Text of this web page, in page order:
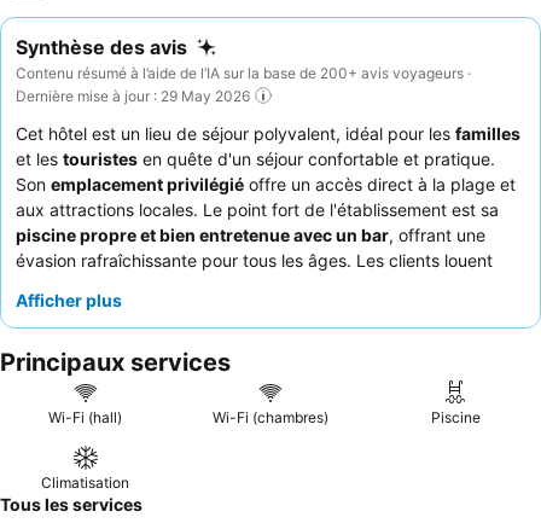
Synthèse des avis
Contenu résumé à l’aide de l’IA sur la base de 200+ avis voyageurs ·
Dernière mise à jour : 29 May 2026
Cet hôtel est un lieu de séjour polyvalent, idéal pour les familles
et les touristes en quête d'un séjour confortable et pratique.
Son emplacement privilégié offre un accès direct à la plage et
aux attractions locales. Le point fort de l'établissement est sa
piscine propre et bien entretenue avec un bar, offrant une
évasion rafraîchissante pour tous les âges. Les clients louent
qualité de la nourriture, qualifiée de "buenísima". Pour une
étage supérieurpour potentiellement de meilleures vues et
moins de bruit.
Afficher plus
Principaux services
Wi-Fi (hall) Wi-Fi (chambres) Piscine
Climatisation
Tous les services